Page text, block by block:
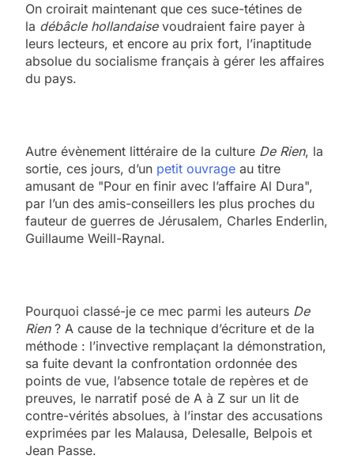
On croirait maintenant que ces suce-tétines de
la débâcle hollandaisevoudraient faire payer à
leurs lecteurs, et encore au prix fort, l’inaptitude
absolue du socialisme français à gérer les affaires
du pays.
Autre évènement littéraire de la culture De Rien, la
sortie, ces jours, d’un petit ouvrage au titre
amusant de "Pour en finir avec l’affaire Al Dura",
par l’un des amis-conseillers les plus proches du
fauteur de guerres de Jérusalem, Charles Enderlin,
Guillaume Weill-Raynal.
Pourquoi classé-je ce mec parmi les auteurs De
Rien? A cause de la technique d’écriture et de la
méthode : l’invective remplaçant la démonstration,
sa fuite devant la confrontation ordonnée des
points de vue, l’absence totale de repères et de
preuves, le narratif posé de A à Z sur un lit de
contre-vérités absolues, à l’instar des accusations
exprimées par les Malausa, Delesalle, Belpois et
Jean Passe.